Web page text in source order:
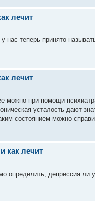
лечит
теперь принято
лечит
можно при помощи
усталость дают
состоянием можно
как лечит
определить, депрессия ли